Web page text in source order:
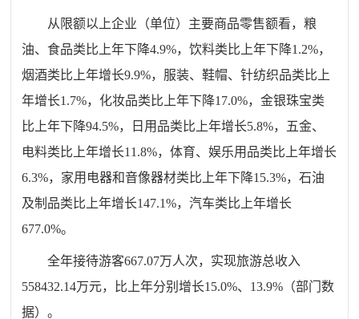
从限额以上企业（单位）主要商品零售额看，粮
油、食品类比上年下降4.9%，饮料类比上年下降1.2%，
烟酒类比上年增长9.9%， 服装、鞋帽、针纺织品类 比上
年增长1.7%，化妆品类 比上年下降17.0%，金银珠宝类
比上年下降94.5%，日用品类 比上年增长5.8%，
五金、
电料类比上年增长11.8%，体育、娱乐用品类比上年增长
6.3%， 家用电器和音像器材类 比上年下降15.3%，石油
及制品类 比上年增长147.1%，汽车类比上年增长
677.0%。
全年接待游客667.07万人次，实现旅游总收入
558432.14万元，比上年分别增长15.0%、 13.9%（部门数
据）。